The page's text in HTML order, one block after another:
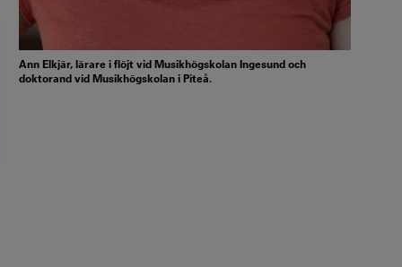
Ann Elkjär, lärare i flöjt vid Musikhögskolan Ingesund och
doktorand vid Musikhögskolan i Piteå.